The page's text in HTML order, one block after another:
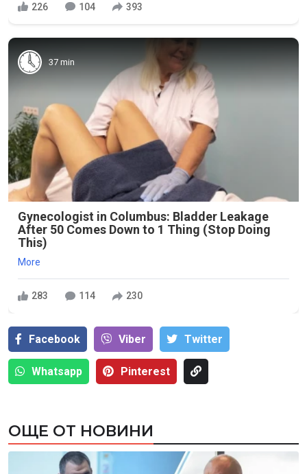
226 104 393
37 min
Gynecologist in Columbus: Bladder Leakage
After 50 Comes Down to 1 Thing (Stop Doing
This)
More
283 114 230
Facebook Viber Тwitter
Whatsapp Pinterest
ОЩЕ ОТ НОВИНИ